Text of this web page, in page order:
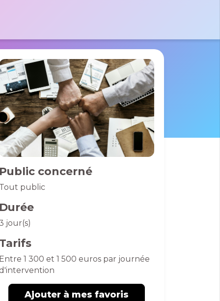
France
Bussy St
01 40 06 01 26
concerné
public
jour(s)
1 300 et 1 500 euros par journée
Ajouter à mes favoris